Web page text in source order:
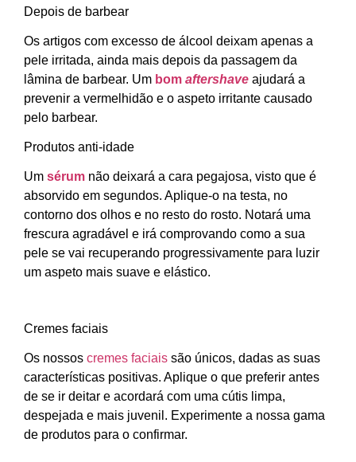
Depois de barbear
Os artigos com excesso de álcool deixam apenas a
pele irritada, ainda mais depois da passagem da
lâmina de barbear. Um bom aftershave ajudará a
prevenir a vermelhidão e o aspeto irritante causado
pelo barbear.
Produtos anti-idade
Um sérum não deixará a cara pegajosa, visto que é
absorvido em segundos. Aplique-o na testa, no
contorno dos olhos e no resto do rosto. Notará uma
frescura agradável e irá comprovando como a sua
pele se vai recuperando progressivamente para luzir
um aspeto mais suave e elástico.
Cremes faciais
Os nossos cremes faciais são únicos, dadas as suas
características positivas. Aplique o que preferir antes
de se ir deitar e acordará com uma cútis limpa,
despejada e mais juvenil. Experimente a nossa gama
de produtos para o confirmar.